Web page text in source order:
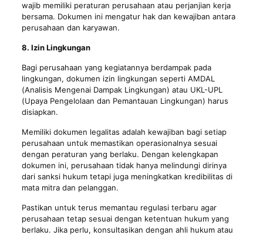
wajib memiliki peraturan perusahaan atau perjanjian kerja
bersama. Dokumen ini mengatur hak dan kewajiban antara
perusahaan dan karyawan.
8. Izin Lingkungan
Bagi perusahaan yang kegiatannya berdampak pada
lingkungan, dokumen izin lingkungan seperti AMDAL
(Analisis Mengenai Dampak Lingkungan) atau UKL-UPL
(Upaya Pengelolaan dan Pemantauan Lingkungan) harus
disiapkan.
Memiliki dokumen legalitas adalah kewajiban bagi setiap
perusahaan untuk memastikan operasionalnya sesuai
dengan peraturan yang berlaku. Dengan kelengkapan
dokumen ini, perusahaan tidak hanya melindungi dirinya
dari sanksi hukum tetapi juga meningkatkan kredibilitas di
mata mitra dan pelanggan.
Pastikan untuk terus memantau regulasi terbaru agar
perusahaan tetap sesuai dengan ketentuan hukum yang
berlaku. Jika perlu, konsultasikan dengan ahli hukum atau